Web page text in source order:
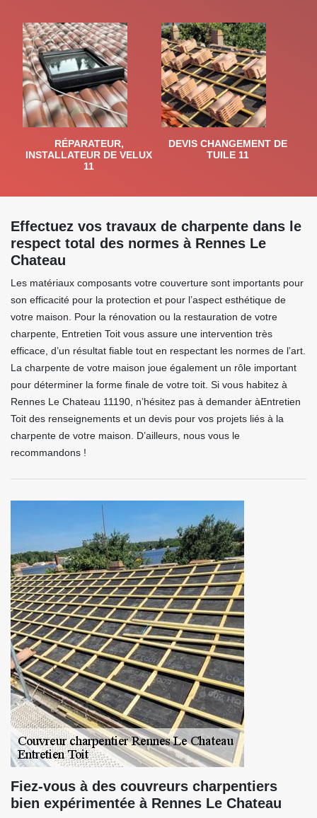
RÉPARATEUR,
INSTALLATEUR DE VELUX
11
DEVIS CHANGEMENT DE
TUILE 11
Effectuez vos travaux de charpente dans le
respect total des normes à Rennes Le
Chateau
Les matériaux composants votre couverture sont importants pour
son efficacité pour la protection et pour l’aspect esthétique de
votre maison. Pour la rénovation ou la restauration de votre
charpente, Entretien Toit vous assure une intervention très
efficace, d’un résultat fiable tout en respectant les normes de l’art.
La charpente de votre maison joue également un rôle important
pour déterminer la forme finale de votre toit. Si vous habitez à
Rennes Le Chateau 11190, n’hésitez pas à demander àEntretien
Toit des renseignements et un devis pour vos projets liés à la
charpente de votre maison. D’ailleurs, nous vous le
recommandons !
Fiez-vous à des couvreurs charpentiers
bien expérimentée à Rennes Le Chateau